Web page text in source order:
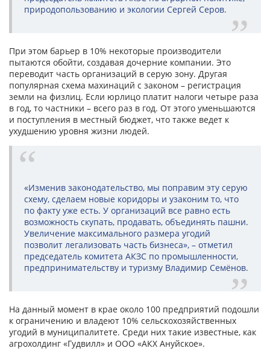
природопользованию и экологии Сергей Серов.
При этом барьер в 10% некоторые производители
пытаются обойти, создавая дочерние компании. Это
переводит часть организаций в серую зону. Другая
популярная схема махинаций с законом – регистрация
земли на физлиц. Если юрлицо платит налоги четыре раза
в год, то частники – всего раз в год. От этого уменьшаются
и поступления в местный бюджет, что также ведет к
ухудшению уровня жизни людей.
«Изменив законодательство, мы поправим эту серую
схему, сделаем новые коридоры и узаконим то, что
по факту уже есть. У организаций все равно есть
возможность скупать, продавать, объединять пашни.
Увеличение максимального размера угодий
позволит легализовать часть бизнеса», – отметил
председатель комитета АКЗС по промышленности,
предпринимательству и туризму Владимир Семёнов.
На данный момент в крае около 100 предприятий подошли
к ограничению и владеют 10% сельскохозяйственных
угодий в муниципалитете. Среди них такие известные, как
агрохолдинг «Гудвилл» и ООО «АКХ Ануйское».